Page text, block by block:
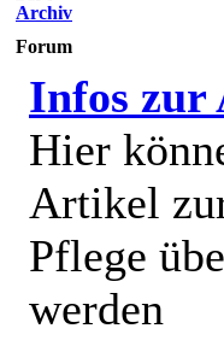
Archiv
Forum
Infos zur
Hier
Artikel
Pflege
werden